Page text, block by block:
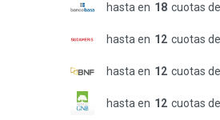
hasta en 18 cuotas de
hasta en 12 cuotas de
hasta en 12 cuotas de
hasta en 12 cuotas de